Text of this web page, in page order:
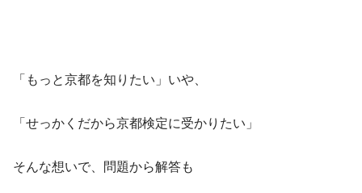
「もっと京都を知りたい」いや、
「せっかくだから京都検定に受かりたい」
そんな想いで、問題から解答も